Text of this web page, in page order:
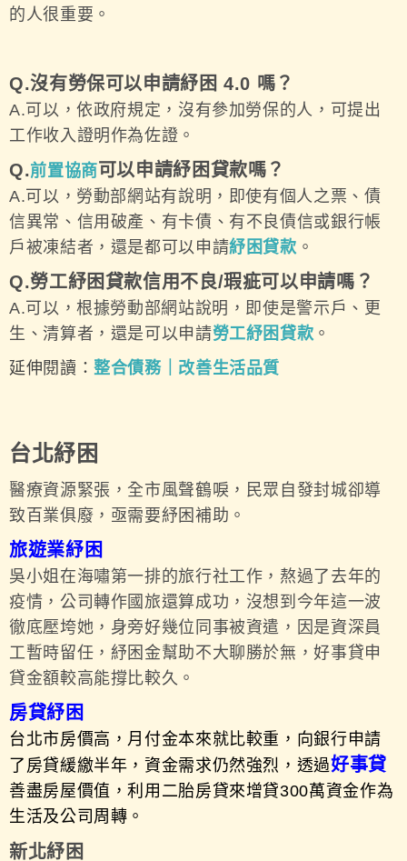
的人很重要。
Q.沒有勞保可以申請紓困 4.0 嗎？
A.可以，依政府規定，沒有參加勞保的人，可提出
工作收入證明作為佐證。
Q.前置協商可以申請紓困貸款嗎？
A.可以，勞動部網站有說明，即使有個人之票、債
信異常、信用破產、有卡債、有不良債信或銀行帳
戶被凍結者，還是都可以申請紓困貸款 。
Q.勞工紓困貸款信用不良/瑕疵可以申請嗎？
A.可以，根據勞動部網站說明，即使是警示戶、更
生、清算者，還是可以申請勞工紓困貸款 。
延伸閱讀：整合債務｜改善生活品質
台北紓困
醫療資源緊張，全市風聲鶴唳，民眾自發封城卻導
致百業俱廢，亟需要紓困補助。
旅遊業紓困
吳小姐在海嘯第一排的旅行社工作，熬過了去年的
疫情，公司轉作國旅還算成功，沒想到今年這一波
徹底壓垮她，身旁好幾位同事被資遣，因是資深員
工暫時留任，紓困金幫助不大聊勝於無，好事貸申
貸金額較高能撐比較久。
房貸紓困
台北市房價高，月付金本來就比較重，向銀行申請
了 房貸緩繳半年，資金需求仍然強烈，透過好事貸
善盡房屋價值，利用 二胎房貸來增貸300萬資金作為
生活及公司周轉。
新北紓困